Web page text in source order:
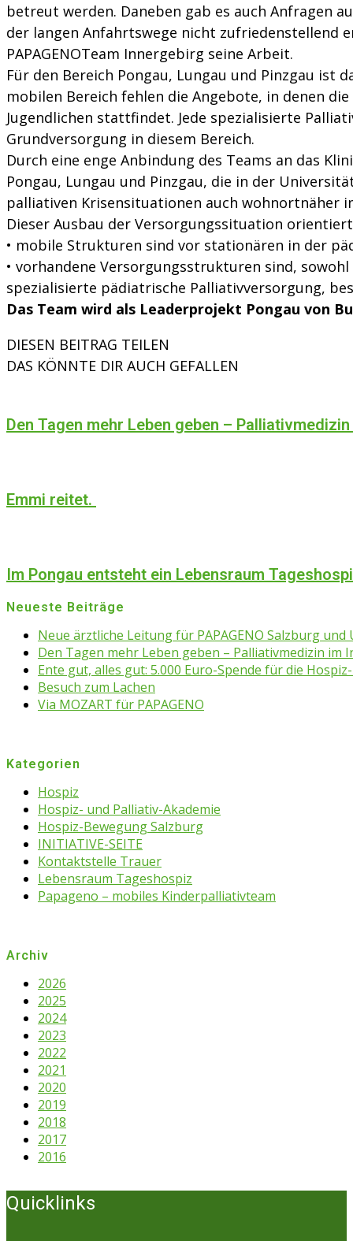
betreut werden. Daneben gab es auch Anfragen
der langen Anfahrtswege nicht zufriedenstellend
PAPAGENOTeam Innergebirg seine Arbeit.
Für den Bereich Pongau, Lungau und Pinzgau ist
mobilen Bereich fehlen die Angebote, in denen
Jugendlichen stattfindet. Jede spezialisierte
Grundversorgung in diesem Bereich.
Durch eine enge Anbindung des Teams an das
Pongau, Lungau und Pinzgau, die in der
palliativen Krisensituationen auch wohnortnäher
Dieser Ausbau der Versorgungssituation
• mobile Strukturen sind vor stationären in der
• vorhandene Versorgungsstrukturen sind,
spezialisierte pädiatrische Palliativversorgung,
Das Team wird als Leaderprojekt Pongau von
DIESEN BEITRAG TEILEN
DAS KÖNNTE DIR AUCH GEFALLEN
Den Tagen mehr Leben geben –
Emmi reitet.
Im Pongau entsteht ein Lebensraum
Neueste Beiträge
Neue ärztliche Leitung für PAPAGENO Salzburg und
Den Tagen mehr Leben geben – Palliativmedizin im
Ente gut, alles gut: 5.000 Euro-Spende für die
Besuch zum Lachen
Via MOZART für PAPAGENO
Kategorien
Hospiz
Hospiz- und Palliativ-Akademie
Hospiz-Bewegung Salzburg
INITIATIVE-SEITE
Kontaktstelle Trauer
Lebensraum Tageshospiz
Papageno – mobiles Kinderpalliativteam
Archiv
2026
2025
2024
2023
2022
2021
2020
2019
2018
2017
2016
Quicklinks